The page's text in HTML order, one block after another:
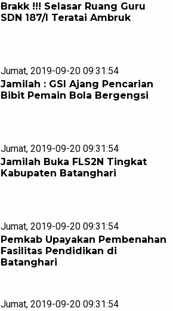
Brakk !!! Selasar Ruang Guru
SDN 187/I Teratai Ambruk
Jumat, 2019-09-20 09:31:54
Jamilah : GSI Ajang Pencarian
Bibit Pemain Bola Bergengsi
Jumat, 2019-09-20 09:31:54
Jamilah Buka FLS2N Tingkat
Kabupaten Batanghari
Jumat, 2019-09-20 09:31:54
Pemkab Upayakan Pembenahan
Fasilitas Pendidikan di
Batanghari
Jumat, 2019-09-20 09:31:54